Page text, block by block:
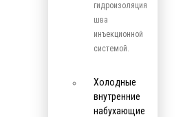
гидроизоляция
шва
инъекционной
системой.
Холодные
внутренние
набухающие